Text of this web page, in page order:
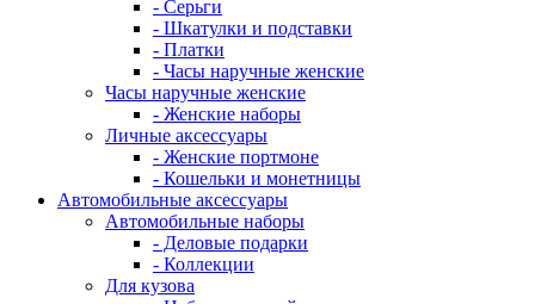
- Серьги
- Шкатулки и подставки
- Платки
- Часы наручные женские
Часы наручные женские
- Женские наборы
Личные аксессуары
- Женские портмоне
- Кошельки и монетницы
Автомобильные аксессуары
Автомобильные наборы
- Деловые подарки
- Коллекции
Для кузова